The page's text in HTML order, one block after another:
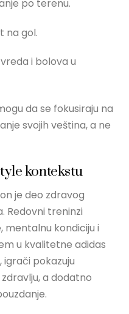
po terenu.
na gol.
i bolova u
da se fokusiraju na
svojih veština, a ne
kontekstu
je deo zdravog
Redovni treninzi
mentalnu kondiciju i
u kvalitetne adidas
pokazuju
a dodatno